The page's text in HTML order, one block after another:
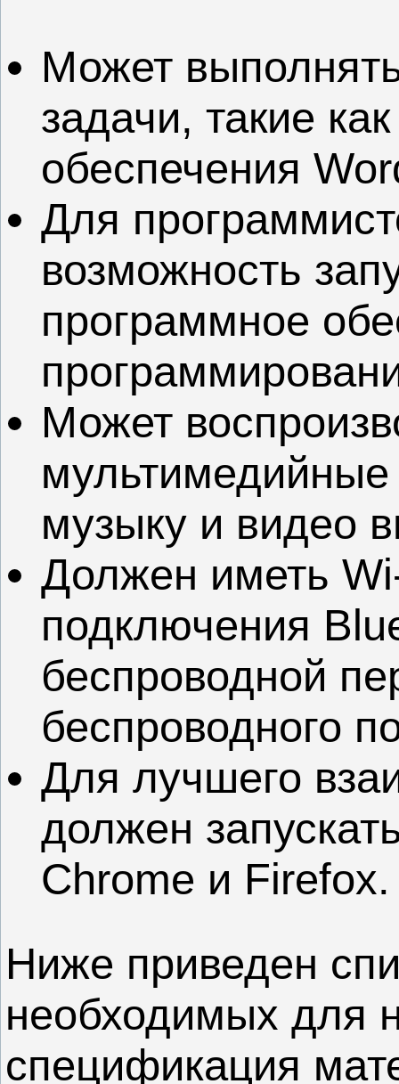
Может
задачи, такие
обеспечения
Для
возможность
программное
Может
музыку и видео
Должен иметь
подключения
беспроводной
беспроводного
Для лучшего
должен
Chrome и Firefox.
Ниже приведен
необходимых для
спецификация